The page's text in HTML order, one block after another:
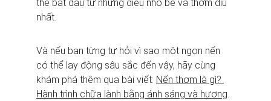
thể bắt đầu từ những điều nhỏ bé và thơm dịu
nhất.
Và nếu bạn từng tự hỏi vì sao một ngọn nến
có thể lay động sâu sắc đến vậy, hãy cùng
khám phá thêm qua bài viết: Nến thơm là gì?
Hành trình chữa lành bằng ánh sáng và hương.